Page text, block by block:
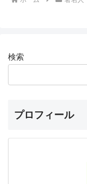
検索
プロフィール